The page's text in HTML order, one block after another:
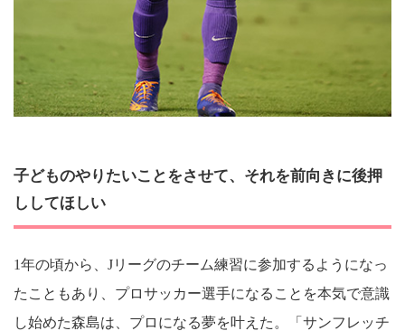
子どものやりたいことをさせて、それを前向きに後押
ししてほしい
1年の頃から、Jリーグのチーム練習に参加するようになっ
たこともあり、プロサッカー選手になることを本気で意識
し始めた森島は、プロになる夢を叶えた。「サンフレッチ